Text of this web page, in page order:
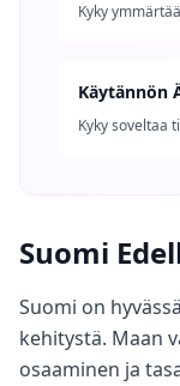
Kyky
Käytännön
Kyky soveltaa
Suomi
Suomi on
kehitystä. Maan
osaaminen ja